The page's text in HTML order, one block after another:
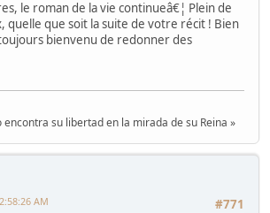
le roman de la vie continueâ€¦ Plein de
que soit la suite de votre récit ! Bien
bienvenu de redonner des
encontra su libertad en la mirada de su Reina »
#771
AM